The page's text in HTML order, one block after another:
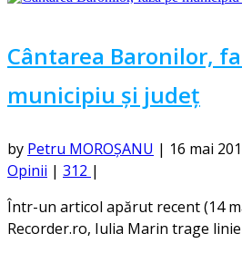
Cântarea Baronilor,
municipiu și județ
by Petru MOROȘANU | 16 mai
Opinii | 312 |
Într-un articol apărut recent (14
Recorder.ro, Iulia Marin trage linie